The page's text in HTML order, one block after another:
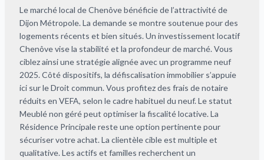
Le marché local de Chenôve bénéficie de l’attractivité de
Dijon Métropole. La demande se montre soutenue pour des
logements récents et bien situés. Un investissement locatif
Chenôve vise la stabilité et la profondeur de marché. Vous
ciblez ainsi une stratégie alignée avec un programme neuf
2025. Côté dispositifs, la défiscalisation immobilier s’appuie
ici sur le Droit commun. Vous profitez des frais de notaire
réduits en VEFA, selon le cadre habituel du neuf. Le statut
Meublé non géré peut optimiser la fiscalité locative. La
Résidence Principale reste une option pertinente pour
sécuriser votre achat. La clientèle cible est multiple et
qualitative. Les actifs et familles recherchent un